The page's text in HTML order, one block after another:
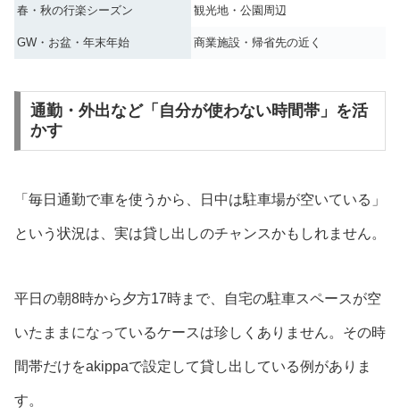
春・秋の行楽シーズン 観光地・公園周辺
GW・お盆・年末年始 商業施設・帰省先の近く
通勤・外出など「自分が使わない時間帯」を活
かす
「毎日通勤で車を使うから、日中は駐車場が空いている」
という状況は、実は貸し出しのチャンスかもしれません。
平日の朝8時から夕方17時まで、自宅の駐車スペースが空
いたままになっているケースは珍しくありません。その時
間帯だけをakippaで設定して貸し出している例がありま
す。